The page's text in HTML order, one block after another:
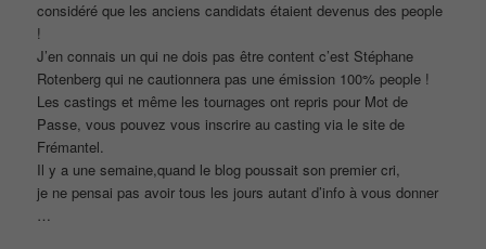
considéré que les anciens candidats étaient devenus des people
!
J’en connais un qui ne dois pas être content c’est Stéphane
Rotenberg qui ne cautionnera pas une émission 100% people !
Les castings et même les tournages ont repris pour Mot de
Passe, vous pouvez vous inscrire au casting via le site de
Frémantel.
Il y a une semaine,quand le blog poussait son premier cri,
je ne pensai pas avoir tous les jours autant d’info à vous donner
…